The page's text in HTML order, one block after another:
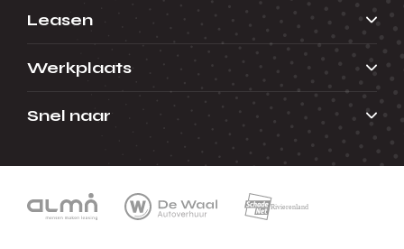
Leasen
Werkplaats
Snel naar